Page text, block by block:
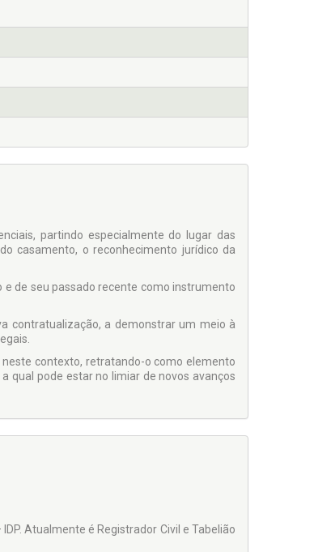
partindo especialmente do lugar das
casamento, o reconhecimento jurídico da
de seu passado recente como instrumento
contratualização, a demonstrar um meio à
contexto, retratando-o como elemento
qual pode estar no limiar de novos avanços
Atualmente é Registrador Civil e Tabelião